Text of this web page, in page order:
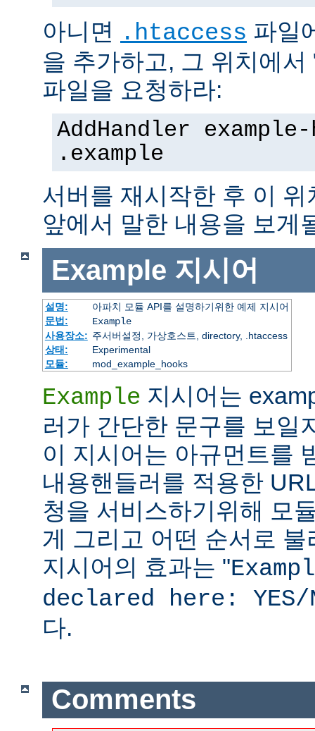
아니면 .htaccess 파일
을 추가하고, 그 위치에
파일을 요청하라:
AddHandler
.example
서버를 재시작한 후 이
앞에서 말한 내용을 보게
Example 지시어
설명:
아파치 모듈 API를 설명하기위한 예제 지시어
문법:
Example
사용장소: 주서버설정, 가상호스트, directory, .htaccess
상태:
Experimental
모듈:
mod_example_hooks
Example 지시어는
러가 간단한 문구를 보일
이 지시어는 아규먼트를
내용핸들러를 적용한
청을 서비스하기위해 모
게 그리고 어떤 순서로
지시어의 효과는 "
declared here: YES/
다.
Comments